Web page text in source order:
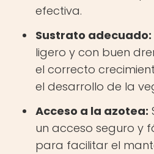
efectiva.
Sustrato adecuado:
ligero y con buen
el correcto
el desarrollo de la
Acceso a la azotea:
un acceso seguro y
para facilitar el